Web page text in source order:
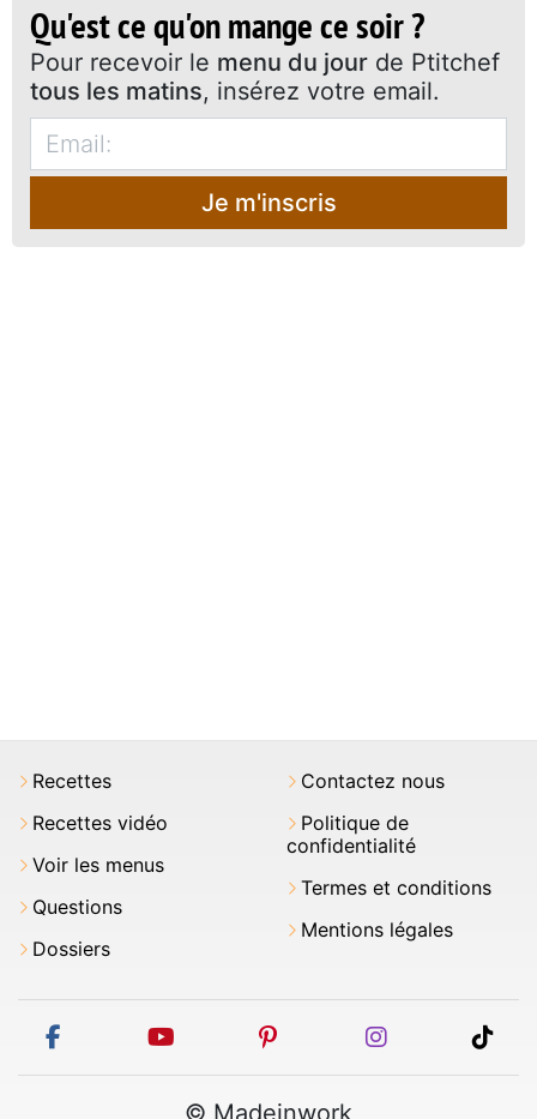
Qu'est ce qu'on mange ce soir ?
Pour recevoir le menu du jour de Ptitchef
tous les matins, insérez votre email.
Je m'inscris
Recettes
Recettes vidéo
Voir les menus
Questions
Dossiers
Contactez nous
Politique de
confidentialité
Termes et conditions
Mentions légales
facebook youtube pinterest instagram
© Madeinwork